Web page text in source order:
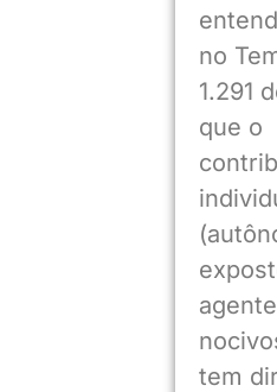
no
1.291
que o
tem